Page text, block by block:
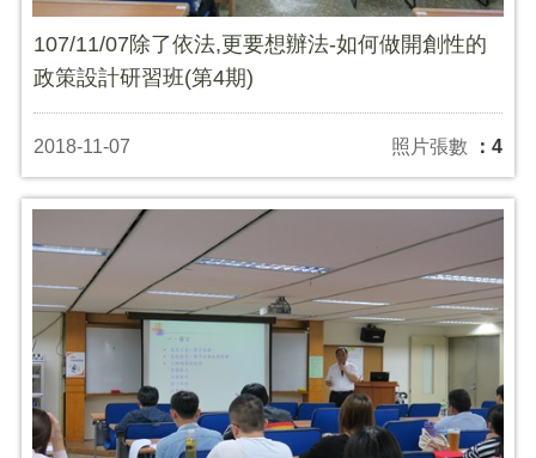
107/11/07除了依法,更要想辦法-如何做開創性的
政策設計研習班(第4期)
2018-11-07 照片張數 ：4